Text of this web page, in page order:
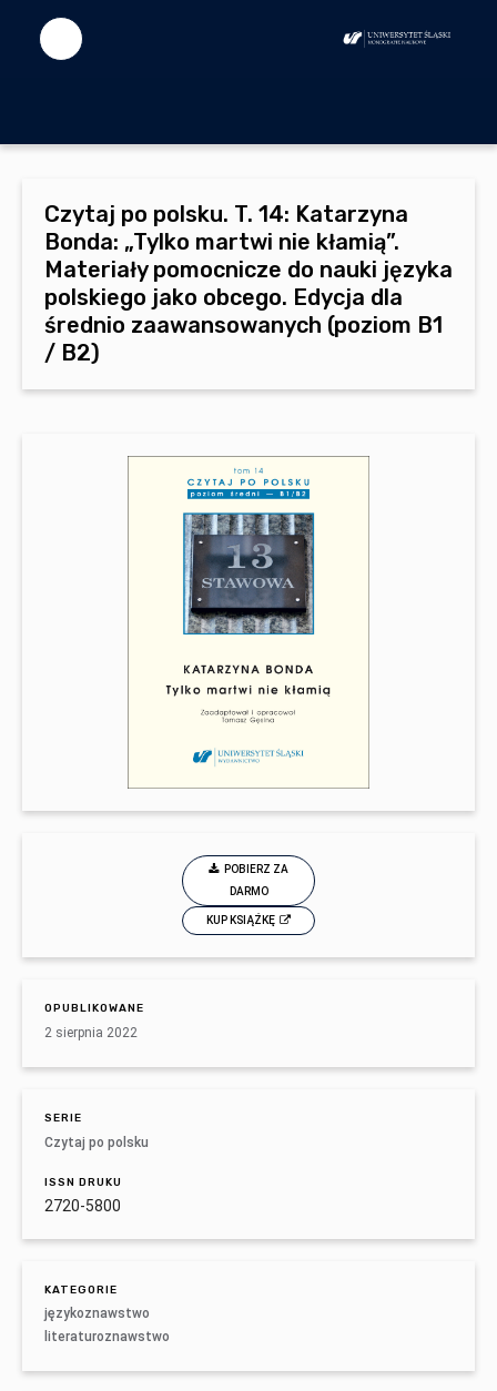
Czytaj po polsku. T. 14: Katarzyna
Bonda: „Tylko martwi nie kłamią”.
Materiały pomocnicze do nauki języka
polskiego jako obcego. Edycja dla
średnio zaawansowanych (poziom B1
/ B2)
POBIERZ ZA
DARMO
KUP KSIĄŻKĘ
OPUBLIKOWANE
2 sierpnia 2022
SERIE
Czytaj po polsku
ISSN DRUKU
2720-5800
KATEGORIE
językoznawstwo
literaturoznawstwo